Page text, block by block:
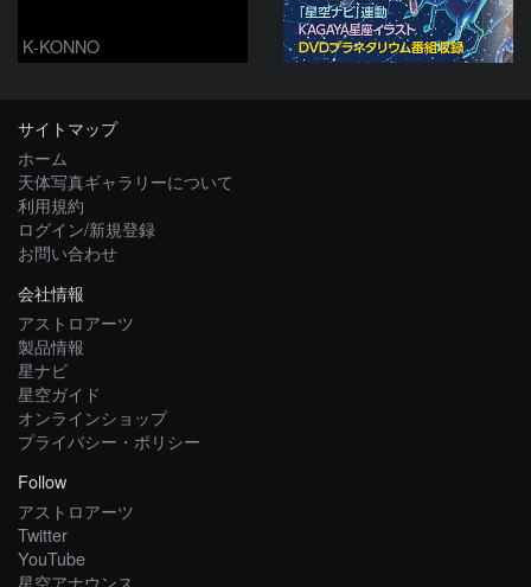
K-KONNO
サイトマップ
ホーム
天体写真ギャラリーについて
利用規約
ログイン/新規登録
お問い合わせ
会社情報
アストロアーツ
製品情報
星ナビ
星空ガイド
オンラインショップ
プライバシー・ポリシー
Follow
アストロアーツ
Twitter
YouTube
星空アナウンス